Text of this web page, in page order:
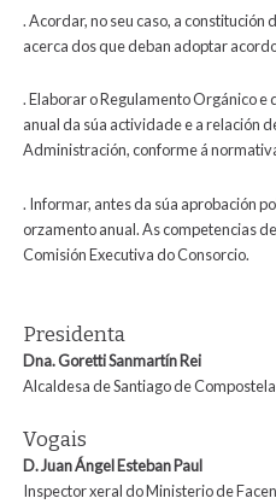
. Acordar, no seu caso, a
acerca dos que deban adoptar
. Elaborar o Regulamento Orgánico
anual da súa actividade e a relación
Administración, conforme á
. Informar, antes da súa aprobación
orzamento anual. As competencias
Comisión Executiva do Consorcio.
Presidenta
Dna. Goretti Sanmartín Rei
Alcaldesa de Santiago de
Vogais
D. Juan Ángel Esteban Paul
Inspector xeral do Ministerio de